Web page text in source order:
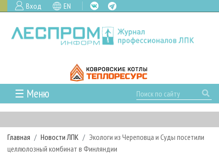
Вход EN
☰ Меню
ГЛАВНАЯ
РУБРИКИ И ТЕМЫ
РУБРИКИ ЖУРНАЛА
НОВОСТИ
Главная Новости ЛПК
Экологи из Череповца и Суды посетили
целлюлозный комбинат в Финляндии